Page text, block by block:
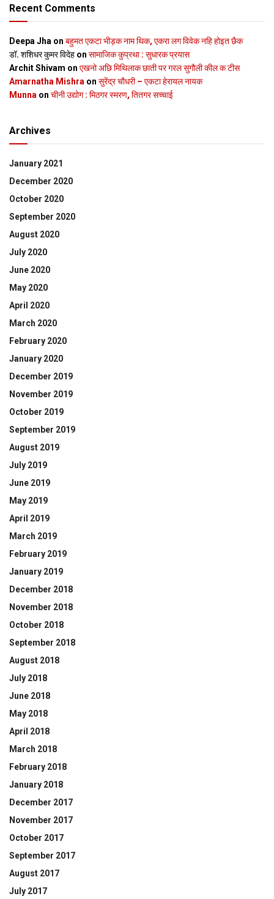
Recent Comments
Deepa Jha on बहुमत एकटा भीड़क नाम थिक, एकरा लग विवेक नहि होइत छैक
डॉ. शशिधर कुमर विदेह on सामाजिक कुप्रथा : सुधारक प्रयास
Archit Shivam on एखनो अछि मिथिलाक छाती पर गरल सुगौली कील क टीस
Amarnatha Mishra on सुरेंद्र चौधरी – एकटा हेरायल नायक
Munna on चीनी उद्योग : मिठगर स्‍मरण, तितगर सच्‍चाई
Archives
January 2021
December 2020
October 2020
September 2020
August 2020
July 2020
June 2020
May 2020
April 2020
March 2020
February 2020
January 2020
December 2019
November 2019
October 2019
September 2019
August 2019
July 2019
June 2019
May 2019
April 2019
March 2019
February 2019
January 2019
December 2018
November 2018
October 2018
September 2018
August 2018
July 2018
June 2018
May 2018
April 2018
March 2018
February 2018
January 2018
December 2017
November 2017
October 2017
September 2017
August 2017
July 2017